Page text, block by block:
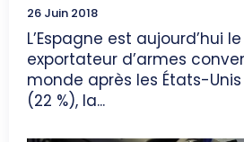
26 Juin 2018
L’Espagne est aujourd’hui
exportateur d’armes
monde après les États-Unis
(22 %), la...